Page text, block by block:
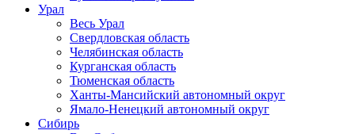
Урал
Весь Урал
Свердловская область
Челябинская область
Курганская область
Тюменская область
Ханты-Мансийский автономный округ
Ямало-Ненецкий автономный округ
Сибирь